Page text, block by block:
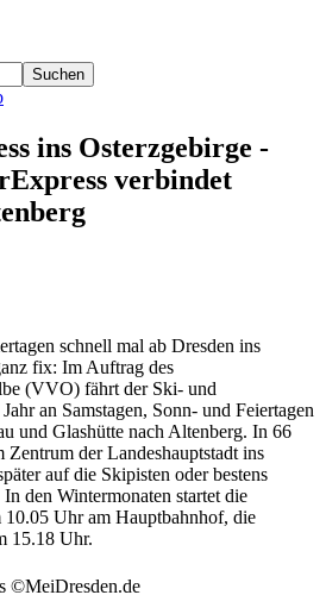
Suchen
ins Osterzgebirge -
verbindet
schnell mal ab Dresden ins
fix: Im Auftrag des
(VVO) fährt der Ski- und
an Samstagen, Sonn- und Feiertagen
und Glashütte nach Altenberg. In 66
der Landeshauptstadt ins
auf die Skipisten oder bestens
den Wintermonaten startet die
Uhr am Hauptbahnhof, die
15.18 Uhr.